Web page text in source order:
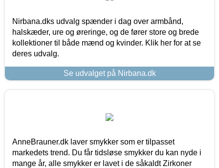
Nirbana.dks udvalg spænder i dag over armbånd,
halskæder, ure og øreringe, og de fører store og brede
kollektioner til både mænd og kvinder. Klik her for at se
deres udvalg.
Se udvalget på Nirbana.dk
AnneBrauner.dk laver smykker som er tilpasset
markedets trend. Du får tidsløse smykker du kan nyde i
mange år, alle smykker er lavet i de såkaldt Zirkoner